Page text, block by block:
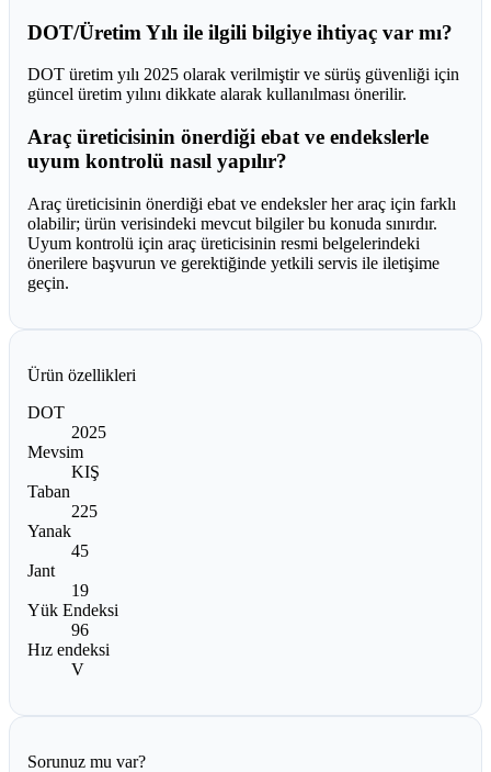
DOT/Üretim Yılı ile ilgili bilgiye ihtiyaç var mı?
DOT üretim yılı 2025 olarak verilmiştir ve sürüş güvenliği için
güncel üretim yılını dikkate alarak kullanılması önerilir.
Araç üreticisinin önerdiği ebat ve endekslerle
uyum kontrolü nasıl yapılır?
Araç üreticisinin önerdiği ebat ve endeksler her araç için farklı
olabilir; ürün verisindeki mevcut bilgiler bu konuda sınırdır.
Uyum kontrolü için araç üreticisinin resmi belgelerindeki
önerilere başvurun ve gerektiğinde yetkili servis ile iletişime
geçin.
Ürün özellikleri
DOT
2025
Mevsim
KIŞ
Taban
225
Yanak
45
Jant
19
Yük Endeksi
96
Hız endeksi
V
Sorunuz mu var?